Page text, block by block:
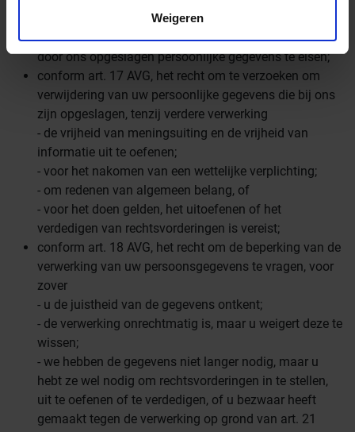
Weigeren
conform art. 16 AVG, hebt u het recht om de
onmiddellijke verbetering van onjuiste of volledige
door ons opgeslagen persoonlijke gegevens te eisen;
conform art. 17 AVG, het recht om te verzoeken om
verwijdering van uw persoonlijke gegevens die bij ons
zijn opgeslagen, tenzij verdere verwerking
- de vrijheid van meningsuiting en de vrijheid van
informatie uit te oefenen;
- voor het nakomen van een wettelijke verplichting;
- om redenen van algemeen belang, of
- voor het doen gelden, het uitoefenen of het
verdedigen van rechtsvorderingen is vereist;
conform art. 18 AVG, het recht om de beperking van de
verwerking van uw persoonsgegevens te vragen, voor
zover
- u de juistheid van de gegevens ontkent;
- de verwerking onrechtmatig is, maar u weigert deze te
wissen;
- we hebben de gegevens niet langer nodig, maar u
hebt ze wel nodig om rechtsvorderingen in te stellen,
uit te oefenen of te verdedigen, of u bezwaar heeft
gemaakt tegen de verwerking op grond van art. 21